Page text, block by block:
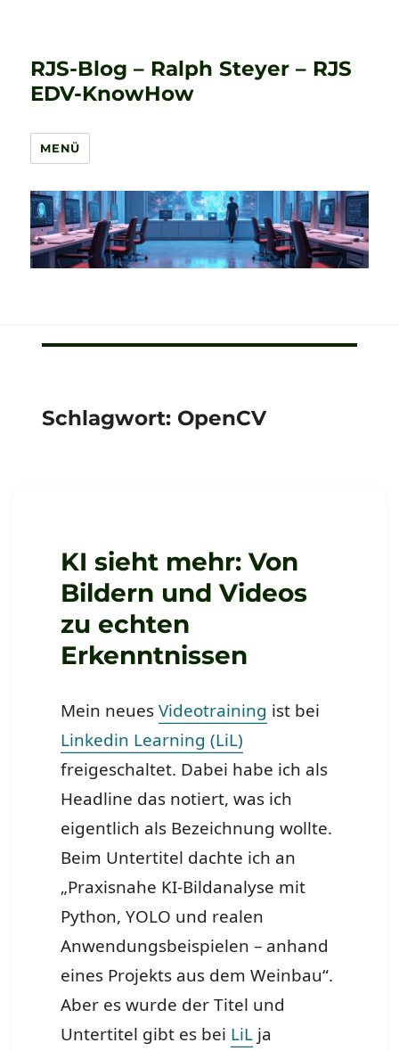
RJS-Blog – Ralph Steyer – RJS
EDV-KnowHow
MENÜ
Schlagwort: OpenCV
KI sieht mehr: Von
Bildern und Videos
zu echten
Erkenntnissen
Mein neuesVideotraining ist bei
Linkedin Learning (LiL)
freigeschaltet. Dabei habe ich als
Headline das notiert, was ich
eigentlich als Bezeichnung wollte.
Beim Untertitel dachte ich an
„Praxisnahe KI-Bildanalyse mit
Python, YOLO und realen
Anwendungsbeispielen – anhand
eines Projekts aus dem Weinbau“.
Aber es wurde der Titel und
Untertitel gibt es bei LiL ja